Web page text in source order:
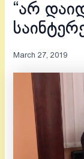
“არ
March 27, 2019